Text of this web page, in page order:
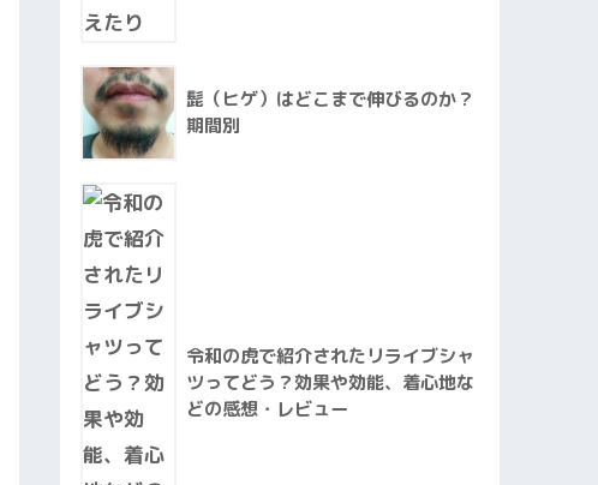
髭（ヒゲ）はどこまで伸びるのか？
期間別
令和の虎で紹介されたリライブシャ
ツってどう？効果や効能、着心地な
どの感想・レビュー